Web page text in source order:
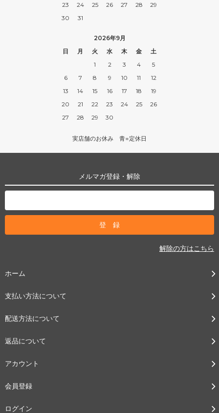
23
24 25 26 27 28
29
30
31
2026年9月
日
月 火 水 木 金
土
1
2 3 4
5
6
7 8 9 10 11
12
13
14 15 16 17 18
19
20
21 22 23 24 25
26
27
28 29 30
実店舗のお休み 青=定休日
メルマガ登録・解除
解除の方はこちら
ホーム
支払い方法について
配送方法について
返品について
アカウント
会員登録
ログイン